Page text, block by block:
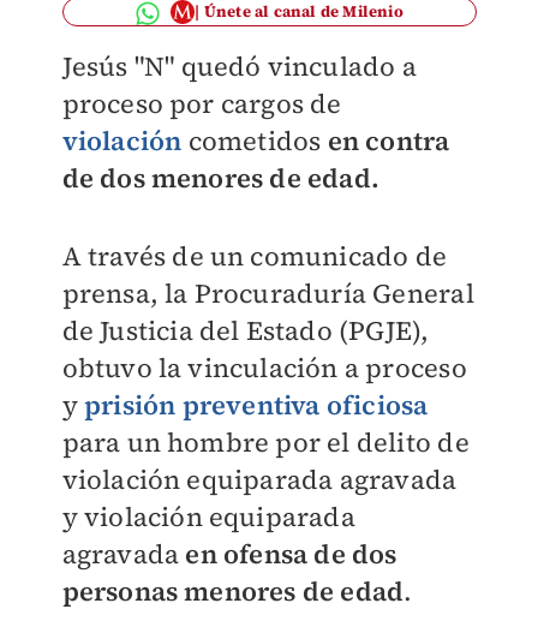
Únete al canal de Milenio
Jesús "N" quedó vinculado a
proceso por cargos de
violación cometidos en contra
de dos menores de edad.
A través de un comunicado de
prensa, la Procuraduría General
de Justicia del Estado (PGJE),
obtuvo la vinculación a proceso
yprisión preventiva oficiosa
para un hombre por el delito de
violación equiparada agravada
y violación equiparada
agravada en ofensa de dos
personas menores de edad.